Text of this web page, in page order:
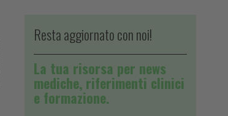
Resta aggiornato con noi!
La tua risorsa per news
mediche, riferimenti clinici
e formazione.